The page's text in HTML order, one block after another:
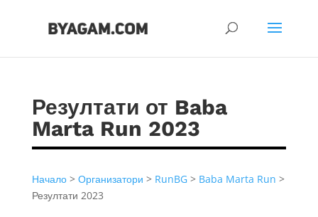
Резултати от Baba
Marta Run 2023
Начало> Организатори > RunBG> Baba Marta Run >
Резултати 2023